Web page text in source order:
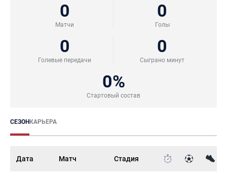
0
Матчи
0
Голы
0
Голевые передачи
0
Сыграно минут
0%
Стартовый состав
СЕЗОНКАРЬЕРА
Дата Матч Стадия